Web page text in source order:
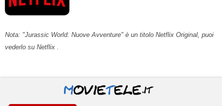
Nota: "Jurassic World: Nuove Avventure" è un titolo Netflix Original, puoi
vederlo su Netflix .